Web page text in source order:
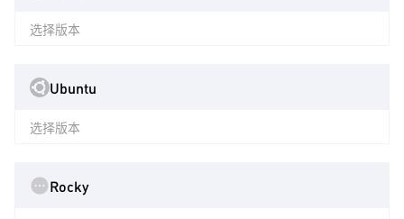
选择版本
Ubuntu
选择版本
Rocky